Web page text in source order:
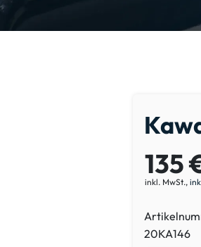
135
inkl. MwSt.,
20KA146